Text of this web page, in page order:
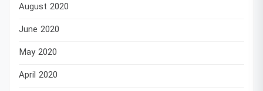
August 2020
June 2020
May 2020
April 2020